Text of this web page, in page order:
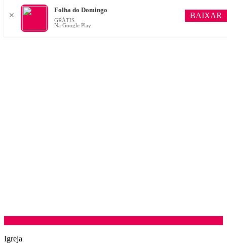
Igreja
✕
Folha do Domingo
GRÁTIS
Na Google Play
BAIXAR